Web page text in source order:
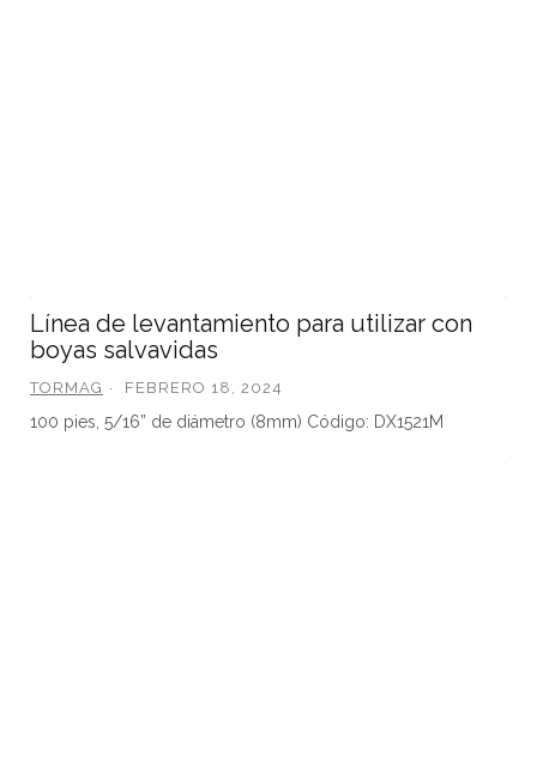
Línea de levantamiento para utilizar con
boyas salvavidas
TORMAG FEBRERO 18, 2024
100 pies, 5/16” de diámetro (8mm) Código: DX1521M